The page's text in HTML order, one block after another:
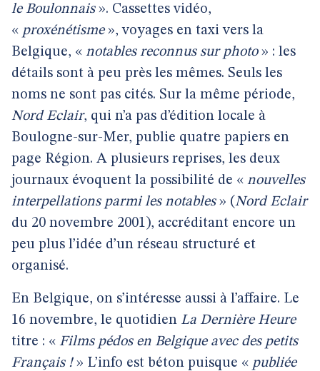
le Boulonnais». Cassettes vidéo,
« proxénétisme», voyages en taxi vers la
Belgique, « notables reconnus sur photo» : les
détails sont à peu près les mêmes. Seuls les
noms ne sont pas cités. Sur la même période,
Nord Eclair, qui n’a pas d’édition locale à
Boulogne-sur-Mer, publie quatre papiers en
page Région. A plusieurs reprises, les deux
journaux évoquent la possibilité de « nouvelles
interpellations parmi les notables» (Nord Eclair
du 20 novembre 2001), accréditant encore un
peu plus l’idée d’un réseau structuré et
organisé.
En Belgique, on s’intéresse aussi à l’affaire. Le
16 novembre, le quotidien La Dernière Heure
titre : « Films pédos en Belgique avec des petits
Français !» L’info est béton puisque « publiée